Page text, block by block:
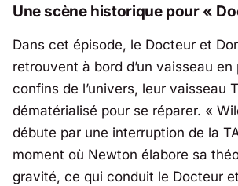
Une scène historique pour «
Dans cet épisode, le Docteur et
retrouvent à bord d’un vaisseau
confins de l’univers, leur vaisseau
dématérialisé pour se réparer. «
débute par une interruption de la
moment où Newton élabore sa
gravité, ce qui conduit le Docteur